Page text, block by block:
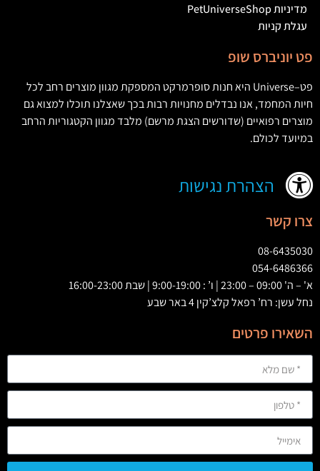
מדיניות PetUniverseShop
עגלת קניות
פט יוניברס שופ
פט–
Universe היא חנות סופרמרקט המספקת מגוון מוצרים רחב לכל
חיות המחמד,אנו נבדלים מחנויות רבות בכך שאצלנו תוכלו למצוא גם
מוצרים רפואיים (שדורשים הצגת מרשם) מלבד מגוון הקטגוריות הרחב
במיועד לכולם.
הצהרת נגישות
צרו קשר
08-6435030
054-6486366
א' – ה' 09:00 – 23:00 | ו’ : 9:00-19:00 | שבת 16:00-23:00
נחל עשן: רח’ רפאל קלצ’קין 4 באר שבע
השאירו פרטים